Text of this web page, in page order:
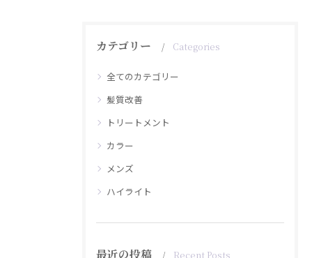
カテゴリー Categories
全てのカテゴリー
髪質改善
トリートメント
カラー
メンズ
ハイライト
最近の投稿 Recent Posts